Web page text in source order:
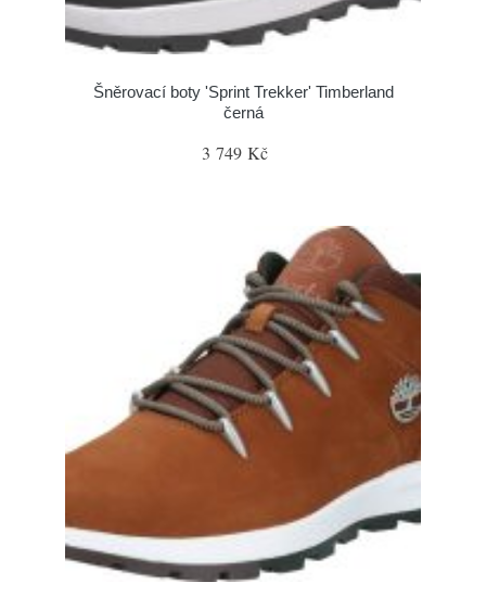
Šněrovací boty 'Sprint Trekker' Timberland
černá
3 749 Kč